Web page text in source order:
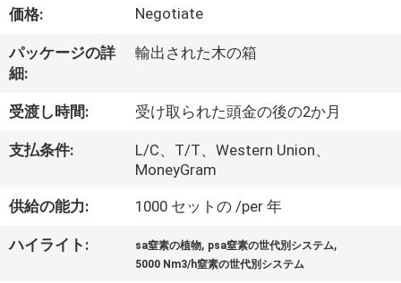
ち
に
つ
い
工
価格: Negotiate
パッケージの詳
細:
輸出された木の箱
受渡し時間: 受け取られた頭金の後の2か月
支払条件:
L/C、T/T、Western Union、
MoneyGram
供給の能力: 1000 セットの /per 年
ハイライト: sa窒素の植物, psa窒素の世代別システム,
5000 Nm3/h窒素の世代別システム